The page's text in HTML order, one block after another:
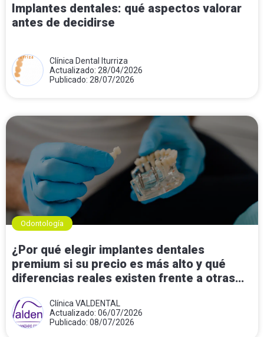
Implantes dentales: qué aspectos valorar
antes de decidirse
Clínica Dental Iturriza
Actualizado: 28/04/2026
Publicado: 28/07/2026
Odontología
¿Por qué elegir implantes dentales
premium si su precio es más alto y qué
diferencias reales existen frente a otras
Clínica VALDENTAL
Actualizado: 06/07/2026
Publicado: 08/07/2026